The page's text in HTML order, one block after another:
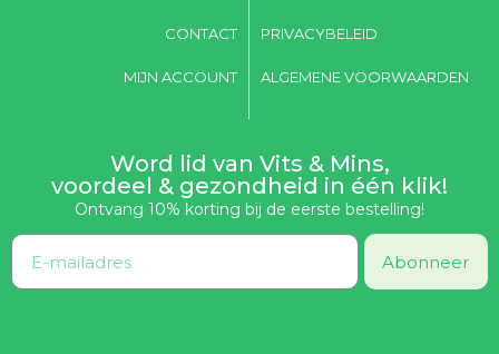
CONTACT
MIJN ACCOUNT
PRIVACYBELEID
ALGEMENE VOORWAARDEN
Word lid van Vits & Mins,
voordeel & gezondheid in één klik!
Ontvang 10% korting bij de eerste bestelling!
Abonneer